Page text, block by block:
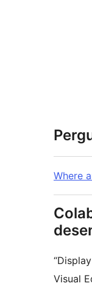
Where
Visual